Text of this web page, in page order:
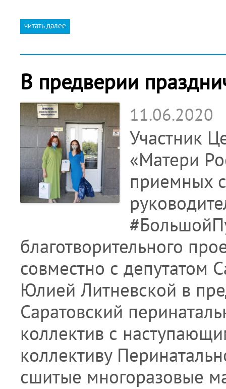
читать далее
В предверии
11.06.2020
Участник
«Матери
приемных
благотворительного
совместно с депутатом
Юлией Литневской в
Саратовский
коллектив с
коллективу
сшитые многоразовые